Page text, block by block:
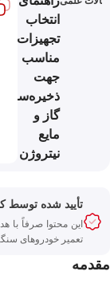
انتخاب
تجهیزات
مناسب
جهت
ذخیره‌سازی
گاز و
مایع
نیتروژن
تأیید‌‌‌‌‌‌‌ شده توسط
این محتوا صرفاً با
تعمیر خودروهای
مقدمه